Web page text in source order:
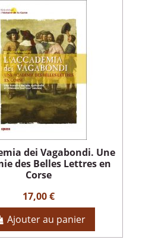
dei Vagabondi. Une
des Belles Lettres en
Corse
17,00 €
Ajouter au panier